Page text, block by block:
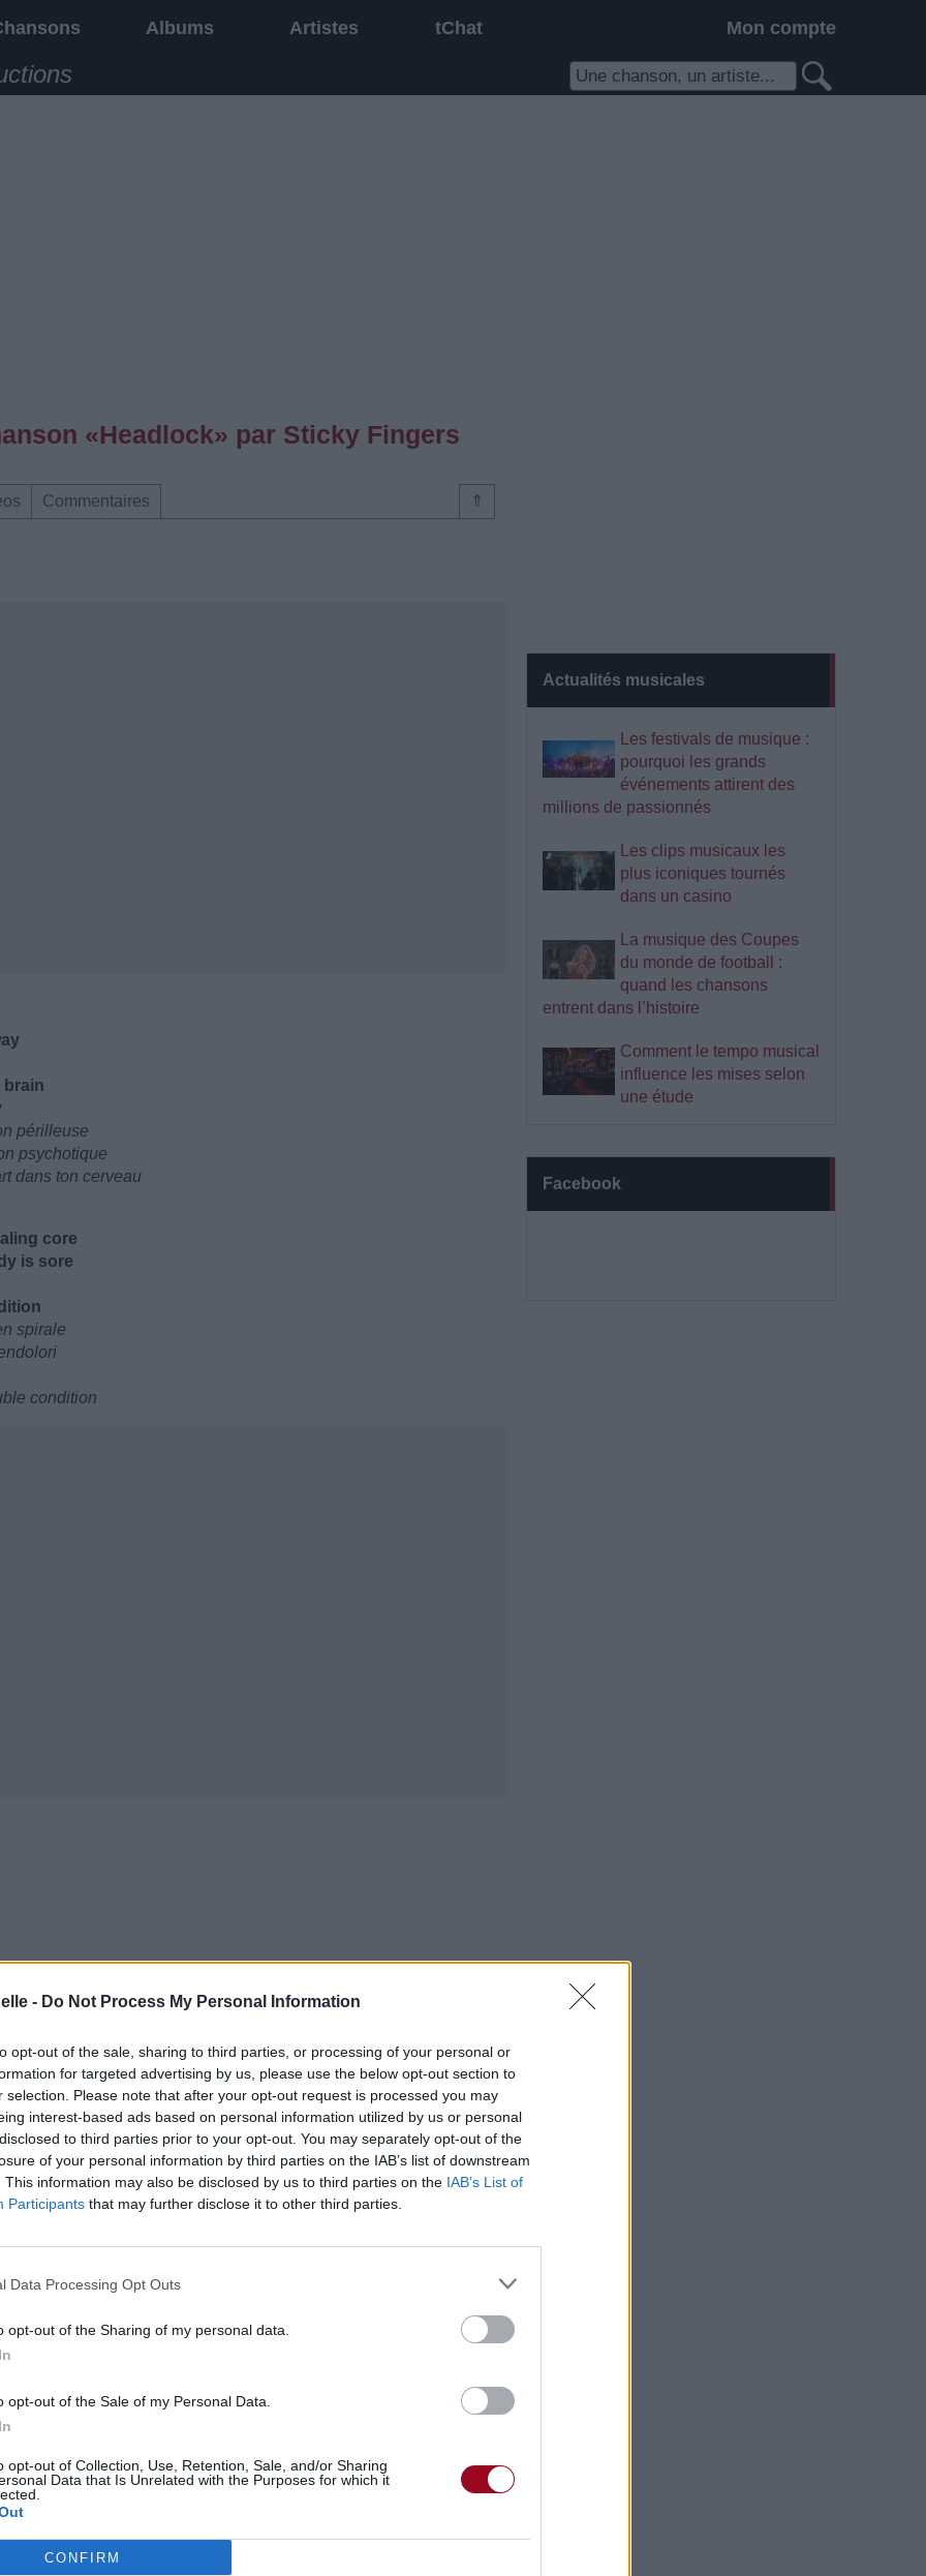
- Do Not Process My Personal Information
opt-out of the sale, sharing to third parties, or processing of your personal or
for targeted advertising by us, please use the below opt-out section to
selection. Please note that after your opt-out request is processed you may
interest-based ads based on personal information utilized by us or personal
to third parties prior to your opt-out. You may separately opt-out of the
of your personal information by third parties on the IAB’s list of downstream
This information may also be disclosed by us to third parties on the IAB’s List of
Participants that may further disclose it to other third parties.
Data Processing Opt Outs
opt-out of the Sharing of my personal data.
opt-out of the Sale of my Personal Data.
opt-out of Collection, Use, Retention, Sale, and/or Sharing
Data that Is Unrelated with the Purposes for which it
CONFIRM
Albums Artistes tChat Mon compte
Actualités musicales
Les festivals de musique :
pourquoi les grands
événements attirent des
millions de passionnés
Les clips musicaux les
plus iconiques tournés
dans un casino
La musique des Coupes
du monde de football :
quand les chansons
entrent dans l’histoire
Comment le tempo musical
influence les mises selon
une étude
Facebook
«Headlock» par Sticky Fingers
⇑
Commentaires
brain
périlleuse
psychotique
dans ton cerveau
core
is sore
spirale
condition
lisse